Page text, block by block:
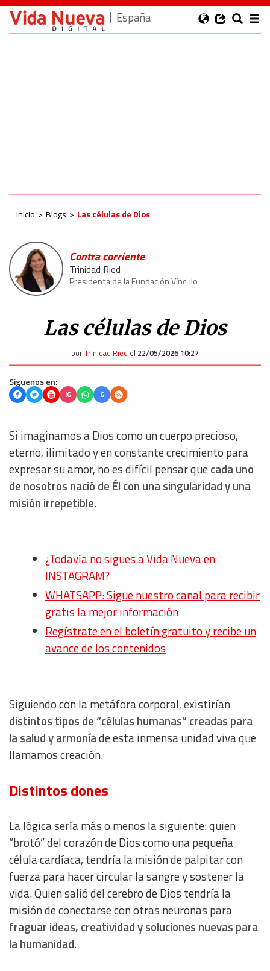
España
Inicio Blogs Las células de Dios
Contra corriente
Trinidad Ried
Presidenta de la Fundación Vínculo
Las células de Dios
porTrinidad Ried el 22/05/2026 10:27
Síguenos en:
IG G
Si imaginamos a Dios como un cuerpo precioso,
eterno, ilimitado y en constante crecimiento para
expresar su amor, no es difícil pensar quecada uno
de nosotros nació de Él con una singularidad y una
misión irrepetible.
¿Todavía no sigues a Vida Nueva en
INSTAGRAM?
WHATSAPP: Sigue nuestro canal para recibir
gratis la mejor información
Regístrate en el boletín gratuito y recibe un
avance de los contenidos
Siguiendo con la metáfora corporal, existirían
distintos tipos de “células humanas” creadas para
la salud y armoníade esta inmensa unidad viva que
llamamos creación.
Distintos dones
La lógica sería más o menos la siguiente: quien
“brotó” del corazón de Dios como una pequeña
célula cardíaca, tendría la misión de palpitar con
fuerza para hacer circular la sangre y sostener la
vida. Quien salió del cerebro de Dios tendría la
misión de conectarse con otras neuronas para
fraguar ideas, creatividad y soluciones nuevas para
la humanidad.